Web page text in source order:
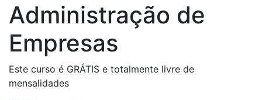
Administração de
Empresas
Este curso é GRÁTIS e totalmente livre de
mensalidades